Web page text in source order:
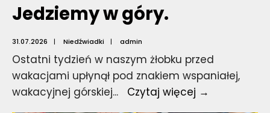
Jedziemy w góry.
31.07.2026 | Niedźwiadki | admin
Ostatni tydzień w naszym żłobku przed
wakacjami upłynął pod znakiem wspaniałej,
wakacyjnej górskiej... Czytaj więcej →